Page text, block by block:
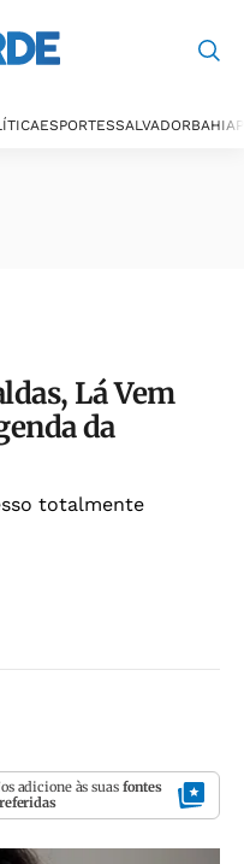
ESPORTESSALVADORBAHIA
Lá Vem
da
totalmente
adicione às suas fontes